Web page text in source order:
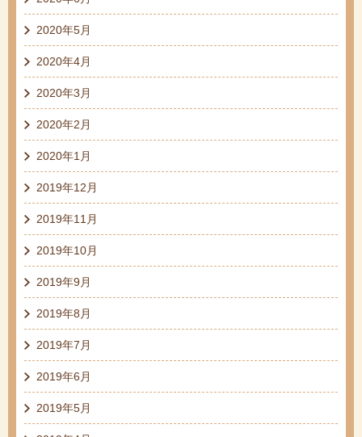
2020年5月
2020年4月
2020年3月
2020年2月
2020年1月
2019年12月
2019年11月
2019年10月
2019年9月
2019年8月
2019年7月
2019年6月
2019年5月